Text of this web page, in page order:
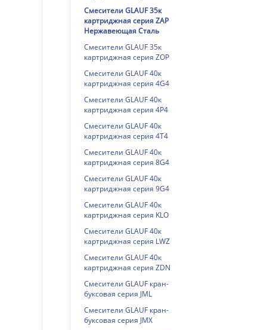
Смесители GLAUF 35к
картриджная серия ZAP
Нержавеющая Сталь
Смесители GLAUF 35к
картриджная серия ZOP
Смесители GLAUF 40к
картриджная серия 4G4
Смесители GLAUF 40к
картриджная серия 4P4
Смесители GLAUF 40к
картриджная серия 4T4
Смесители GLAUF 40к
картриджная серия 8G4
Смесители GLAUF 40к
картриджная серия 9G4
Смесители GLAUF 40к
картриджная серия KLO
Смесители GLAUF 40к
картриджная серия LWZ
Смесители GLAUF 40к
картриджная серия ZDN
Смесители GLAUF кран-
буксовая серия JML
Смесители GLAUF кран-
буксовая серия JMX